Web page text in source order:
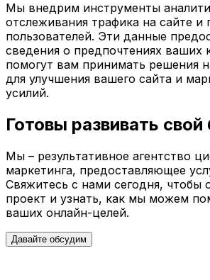
Мы внедрим инструменты
отслеживания трафика на сайте и
пользователей. Эти данные
сведения о предпочтениях ваших
помогут вам принимать решения
для улучшения вашего сайта и
усилий.
Готовы развивать свой
Мы – результативное агентство
маркетинга, предоставляющее
Свяжитесь с нами сегодня, чтобы
проект и узнать, как мы можем
ваших онлайн-целей.
Давайте обсудим